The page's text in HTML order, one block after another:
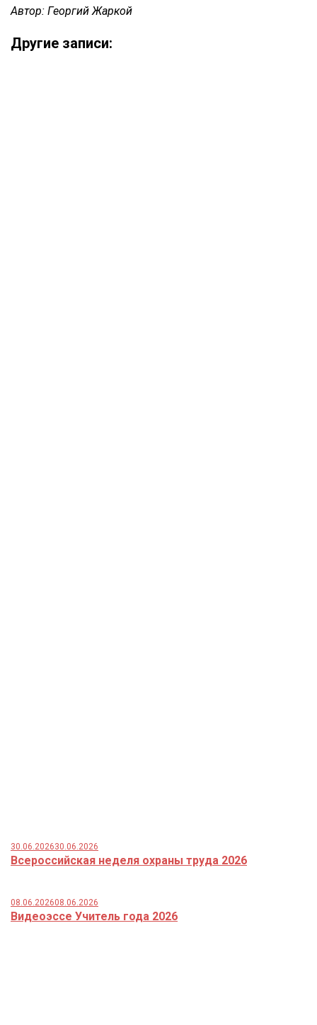
Автор: Георгий Жаркой
Другие записи:
30.06.202630.06.2026
Всероссийская неделя охраны труда 2026
08.06.202608.06.2026
Видеоэссе Учитель года 2026